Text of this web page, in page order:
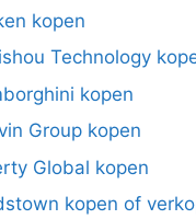
kopen
Technology
kopen
Group kopen
Global kopen
kopen of